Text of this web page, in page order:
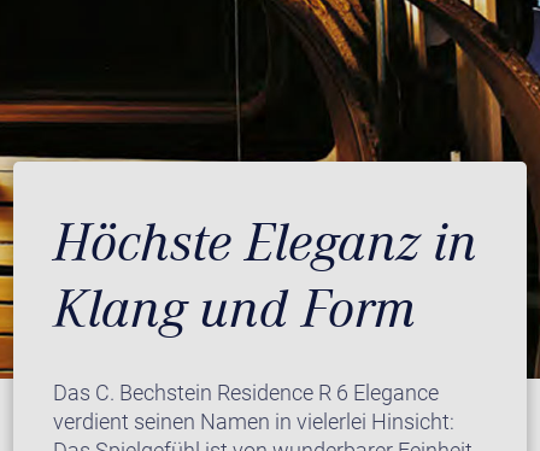
Höchste Eleganz in
Klang und Form
Das C. Bechstein Residence R 6 Elegance
verdient seinen Namen in vielerlei Hinsicht: